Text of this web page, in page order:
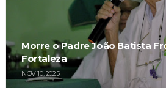
Morre o Padre João Batista
Fortaleza
NOV 10, 2025